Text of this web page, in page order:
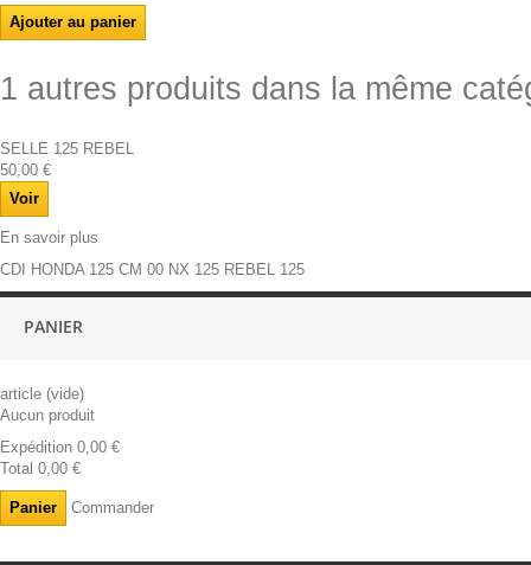
1 autres produits dans la même
SELLE 125 REBEL
50,00 €
Voir
En savoir plus
CDI HONDA 125 CM 00 NX 125 REBEL 125
PANIER
article (vide)
Aucun produit
Expédition 0,00 €
Total 0,00 €
Panier Commander